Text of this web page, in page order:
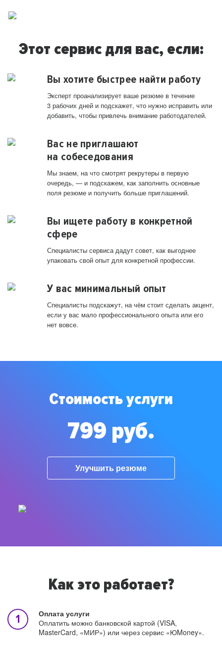
Этот сервис для вас, если:
Вы хотите быстрее найти работу
Эксперт проанализирует ваше резюме в течение
3 рабочих дней и подскажет, что нужно исправить или
добавить, чтобы привлечь внимание работодателей.
Вас не приглашают
на собеседования
Мы знаем, на что смотрят рекрутеры в первую
очередь, — и подскажем, как заполнить основные
поля резюме и получить больше приглашений.
Вы ищете работу в конкретной
сфере
Специалисты сервиса дадут совет, как выгоднее
упаковать свой опыт для конкретной профессии.
У вас минимальный опыт
Специалисты подскажут, на чём стоит сделать акцент,
если у вас мало профессионального опыта или его
нет вовсе.
Стоимость услуги
799 руб.
Улучшить резюме
Как это работает?
Оплата услуги
Оплатить можно банковской картой (VISA,
MasterCard, «МИР») или через сервис «ЮMoney».